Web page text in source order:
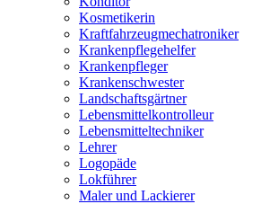
Kosmetikerin
Kraftfahrzeugmechatroniker
Krankenpflegehelfer
Krankenpfleger
Krankenschwester
Landschaftsgärtner
Lebensmittelkontrolleur
Lebensmitteltechniker
Lehrer
Logopäde
Lokführer
Maler und Lackierer